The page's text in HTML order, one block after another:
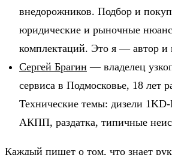
внедорожников. Подбор и
юридические и рыночные
комплектаций. Это я — автор и
Сергей Брагин — владелец
сервиса в Подмосковье, 18 лет
Технические темы: дизели
АКПП, раздатка, типичные
Каждый пишет о том, что знает